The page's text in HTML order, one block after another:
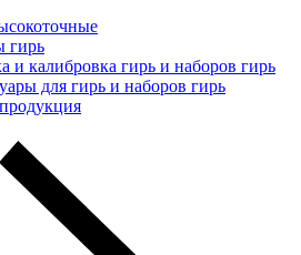
гирь
и калибровка гирь и наборов гирь
для гирь и наборов гирь